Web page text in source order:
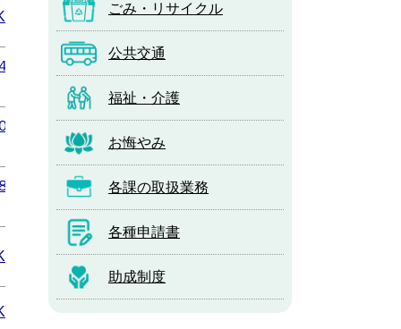
）
）
）
ごみ・リサイクル
公共交通
福祉・介護
お悔やみ
各課の取扱業務
各種申請書
助成制度